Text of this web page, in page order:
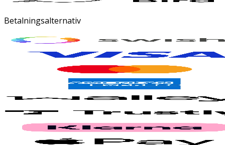
Betalningsalternativ